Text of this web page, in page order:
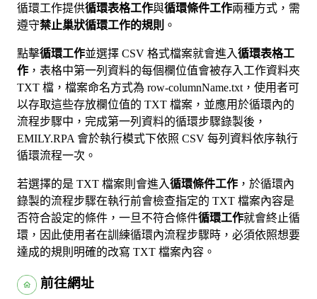
循環工作提供循環表格工作與循環條件工作兩種方式，需
遵守禁止巢狀循環工作的規則 。
點擊循環工作並選擇 CSV 格式檔案就會進入循環表格工
作 ，表格中第一列資料的每個欄位值會被存入工作資料夾
TXT 檔，檔案命名方式為 row-columnName.txt，使用者可
以存取這些存放欄位值的 TXT 檔案，並應用於循環內的
流程步驟中，完成第一列資料的循環步驟錄製後，
EMILY.RPA 會於執行模式下依照 CSV 每列資料依序執行
循環流程一次。
若選擇的是 TXT 檔案則會進入循環條件工作 ，於循環內
錄製的流程步驟在執行前會檢查指定的 TXT 檔案內容是
否符合設定的條件，一旦不符合條件循環工作就會終止循
環，因此使用者在訓練循環內流程步驟時，必須依照想要
達成的規則明確的改寫 TXT 檔案內容。
前往網址